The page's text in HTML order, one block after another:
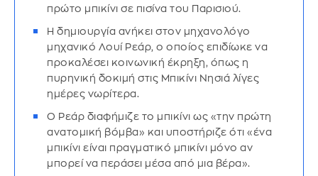
πρώτο μπικίνι σε πισίνα του Παρισιού.
Η δημιουργία ανήκει στον μηχανολόγο
μηχανικό Λουί Ρεάρ, ο οποίος επιδίωκε να
προκαλέσει κοινωνική έκρηξη, όπως η
πυρηνική δοκιμή στις Μπικίνι Νησιά λίγες
ημέρες νωρίτερα.
Ο Ρεάρ διαφήμιζε το μπικίνι ως «την πρώτη
ανατομική βόμβα» και υποστήριζε ότι «ένα
μπικίνι είναι πραγματικό μπικίνι μόνο αν
μπορεί να περάσει μέσα από μια βέρα».